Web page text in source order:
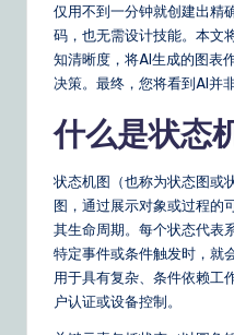
d
C
hi
Y
仅用不到一分钟就创建出精
码，也无需设计技能。本文
知清晰度，将AI生成的图表
决策。最终，您将看到AI并
什么是状态
状态机图（也称为状态图或
图，通过展示对象或过程的
其生命周期。每个状态代表
特定事件或条件触发时，就
用于具有复杂、条件依赖
户认证或设备控制。